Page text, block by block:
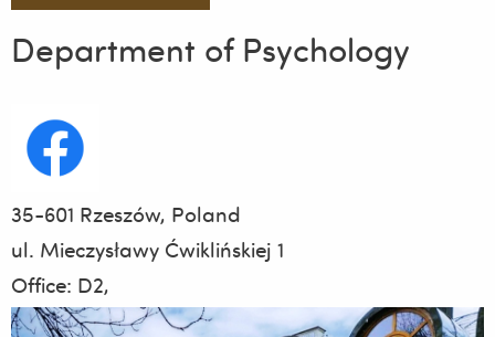
Department of Psychology
35-601 Rzeszów, Poland
ul. Mieczysławy Ćwiklińskiej 1
Office: D2,